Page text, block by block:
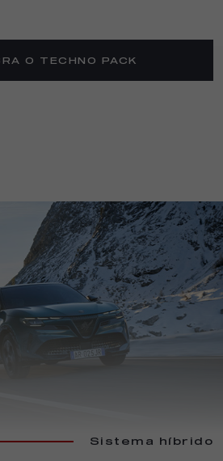
O TECHNO PACK
Sistema híbrido